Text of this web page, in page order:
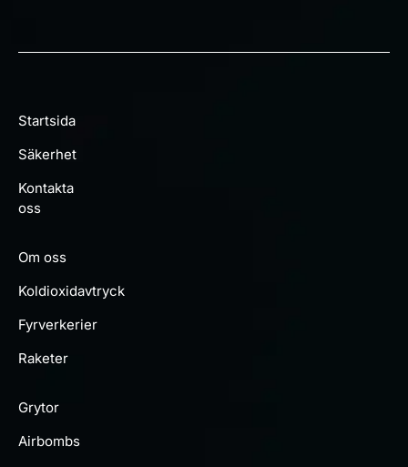
Startsida
Säkerhet
Kontakta
oss
Om oss
Koldioxidavtryck
Fyrverkerier
Raketer
Grytor
Airbombs